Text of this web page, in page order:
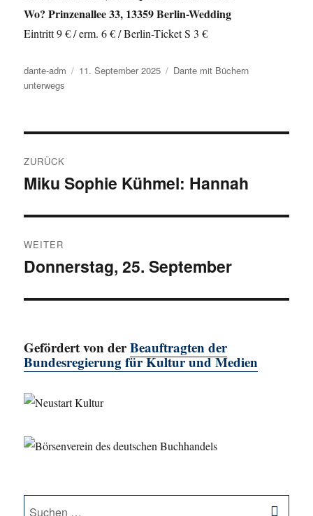
Wo? Prinzenallee 33, 13359 Berlin-Wedding
Eintritt 9 € / erm. 6 € / Berlin-Ticket S 3 €
Autor
dante-adm
Veröffentlicht
11. September 2025 Kategorien
Dante mit Büchern
unterwegs
ZURÜCK
Vorheriger
Miku Sophie Kühmel: Hannah
WEITER
Nächster
Donnerstag, 25. September
Gefördert von derBeauftragten der
Bundesregierung für Kultur und Medien
Suche